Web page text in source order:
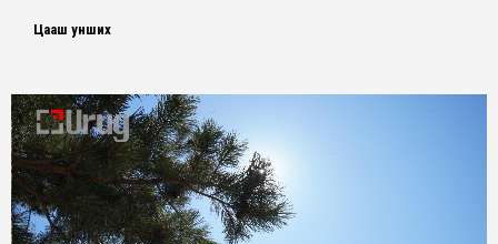
Цааш унших